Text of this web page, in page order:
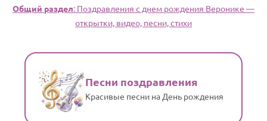
Общий раздел: Поздравления с днем рождения Веронике —
открытки, видео, песни, стихи
Песни поздравления
Красивые песни на День рождения